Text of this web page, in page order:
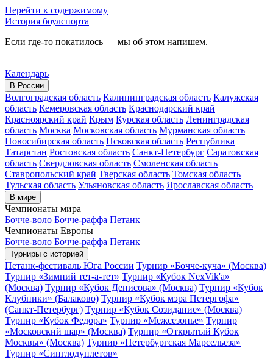
Перейти к содержимому
История боулспорта
Если где-то покатилось — мы об этом напишем.
Календарь
В России
Волгоградская область Калининградская область Калужская
область Кемеровская область Краснодарский край
Красноярский край Крым Курская область Ленинградская
область Москва Московская область Мурманская область
Новосибирская область Псковская область Республика
Татарстан Ростовская область Санкт-Петербург Саратовская
область Свердловская область Смоленская область
Ставропольский край Тверская область Томская область
Тульская область Ульяновская область Ярославская область
В мире
Чемпионаты мира
Бочче-воло Бочче-раффа Петанк
Чемпионаты Европы
Бочче-воло Бочче-раффа Петанк
Турниры с историей
Петанк-фестиваль Юга России Турнир «Бочче-куча» (Москва)
Турнир «Зимний тет-а-тет» Турнир «Кубок NexVik'a»
(Москва) Турнир «Кубок Денисова» (Москва) Турнир «Кубок
Клубники» (Балаково) Турнир «Кубок мэра Петергофа»
(Санкт-Петербург) Турнир «Кубок Созидание» (Москва)
Турнир «Кубок Федора» Турнир «Межсезонье» Турнир
«Московский шар» (Москва) Турнир «Открытый Кубок
Москвы» (Москва) Турнир «Петербургская Марсельеза»
Турнир «Синглодуплетов»